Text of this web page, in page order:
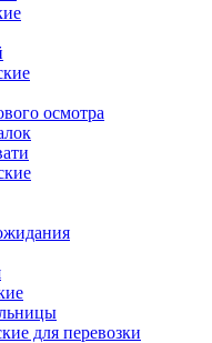
осмотра
для перевозки